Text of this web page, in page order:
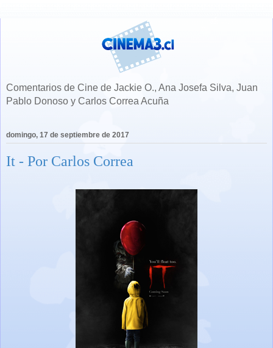
Comentarios de Cine de Jackie O., Ana Josefa Silva, Juan
Pablo Donoso y Carlos Correa Acuña
domingo, 17 de septiembre de 2017
It - Por Carlos Correa